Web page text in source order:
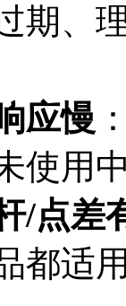
期、
应慢
使用
/点差
都适